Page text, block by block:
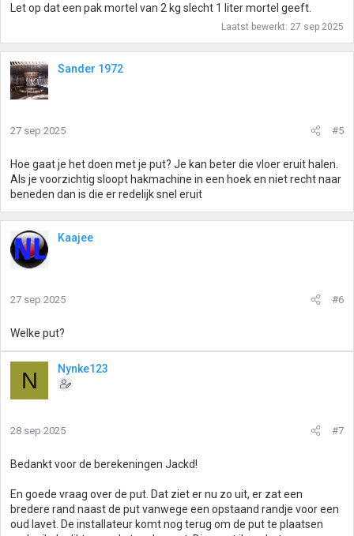
Let op dat een pak mortel van 2 kg slecht 1 liter mortel geeft.
Laatst bewerkt: 27 sep 2025
Sander 1972
27 sep 2025 #5
Hoe gaat je het doen met je put? Je kan beter die vloer eruit halen.
Als je voorzichtig sloopt hakmachine in een hoek en niet recht naar
beneden dan is die er redelijk snel eruit
Kaajee
27 sep 2025 #6
Welke put?
N Nynke123
28 sep 2025 #7
Bedankt voor de berekeningen Jackd!
En goede vraag over de put. Dat ziet er nu zo uit, er zat een
bredere rand naast de put vanwege een opstaand randje voor een
oud lavet. De installateur komt nog terug om de put te plaatsen